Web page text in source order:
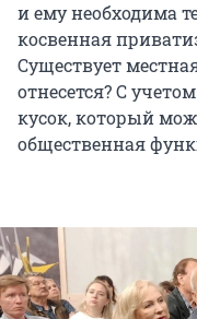
и ему необходима
косвенная
Существует
отнесется? С
кусок, который
общественная